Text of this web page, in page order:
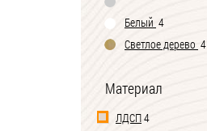
Белый 4
Светлое дерево 4
Материал
ЛДСП4